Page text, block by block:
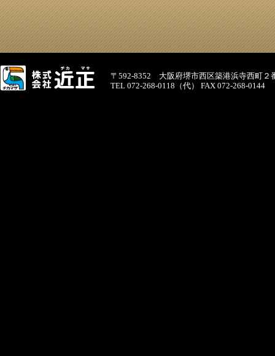
〒592-8352 大阪府堺市西区築港浜寺西町２
TEL 072-268-0118（代） FAX 072-268-0144